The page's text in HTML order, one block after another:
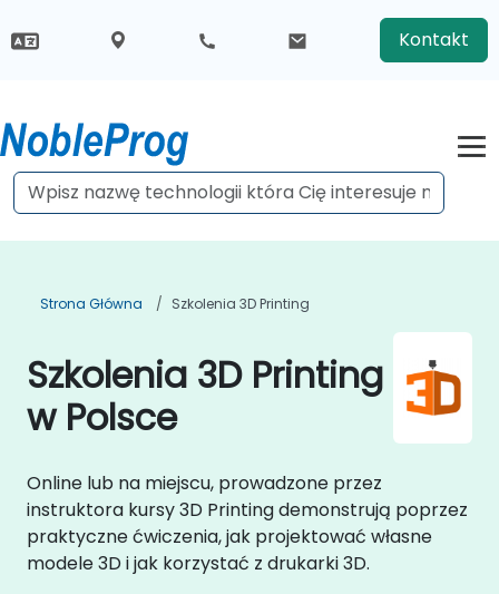
Kontakt
Strona Główna Szkolenia 3D Printing
Szkolenia 3D Printing
w Polsce
Online lub na miejscu, prowadzone przez
instruktora kursy 3D Printing demonstrują poprzez
praktyczne ćwiczenia, jak projektować własne
modele 3D i jak korzystać z drukarki 3D.